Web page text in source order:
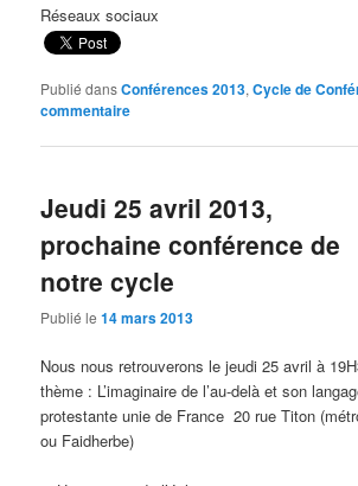
Réseaux sociaux
Publié dansConférences 2013,Cycle de
commentaire
Jeudi 25 avril 2013,
prochaine conférence de
notre cycle
Publié le14 mars 2013
Nous nous retrouverons le jeudi 25 avril à
thème : L’imaginaire de l’au-delà et son
protestante unie de France 20 rue Titon
ou Faidherbe)